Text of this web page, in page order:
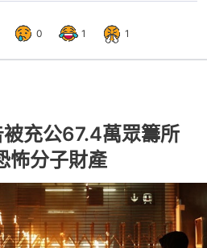
0 1 1
充公67.4萬眾籌所
分子財產